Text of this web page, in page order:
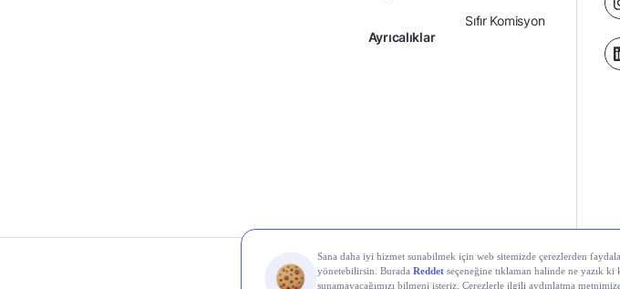
Ayrıcalıklar
Sıfır Komisyon
© 2026 Midas Finansal Teknolojiler A.Ş. Tüm hakları saklıdır.